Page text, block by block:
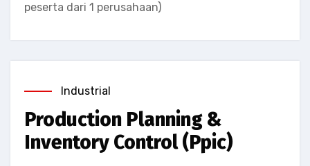
peserta dari 1 perusahaan)
Industrial
Production Planning &
Inventory Control (Ppic)